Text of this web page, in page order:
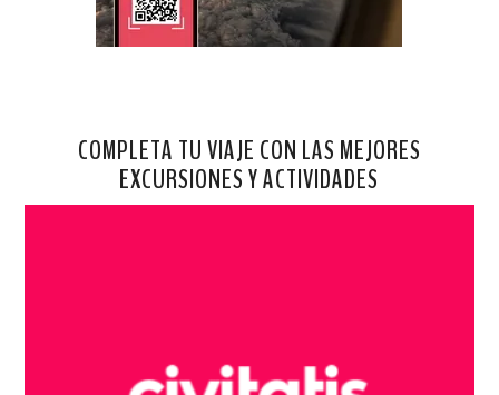
COMPLETA TU VIAJE CON LAS MEJORES
EXCURSIONES Y ACTIVIDADES